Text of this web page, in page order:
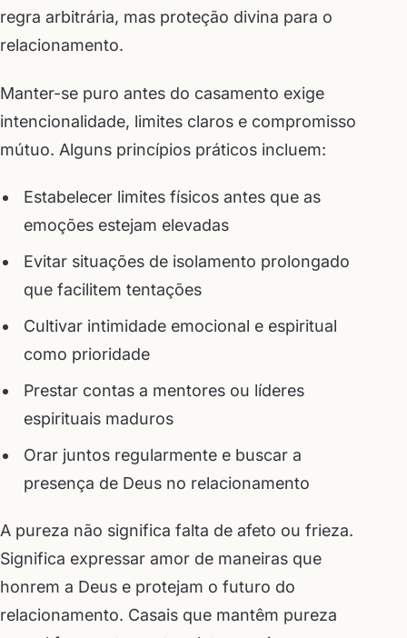
regra arbitrária, mas proteção divina para o
relacionamento.
Manter-se puro antes do casamento exige
intencionalidade, limites claros e compromisso
mútuo. Alguns princípios práticos incluem:
Estabelecer limites físicos antes que as
emoções estejam elevadas
Evitar situações de isolamento prolongado
que facilitem tentações
Cultivar intimidade emocional e espiritual
como prioridade
Prestar contas a mentores ou líderes
espirituais maduros
Orar juntos regularmente e buscar a
presença de Deus no relacionamento
A pureza não significa falta de afeto ou frieza.
Significa expressar amor de maneiras que
honrem a Deus e protejam o futuro do
relacionamento. Casais que mantêm pureza